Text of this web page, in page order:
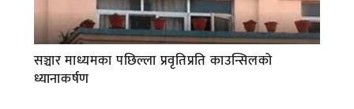
सञ्चार माध्यमका पछिल्ला प्रवृतिप्रति काउन्सिलको
ध्यानाकर्षण